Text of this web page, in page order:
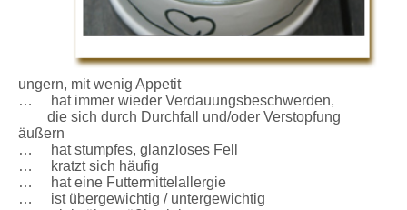
ungern, mit wenig Appetit
… hat immer wieder Verdauungsbeschwerden,
die sich durch Durchfall und/oder Verstopfung
äußern
… hat stumpfes, glanzloses Fell
… kratzt sich häufig
… hat eine Futtermittelallergie
… ist übergewichtig / untergewichtig